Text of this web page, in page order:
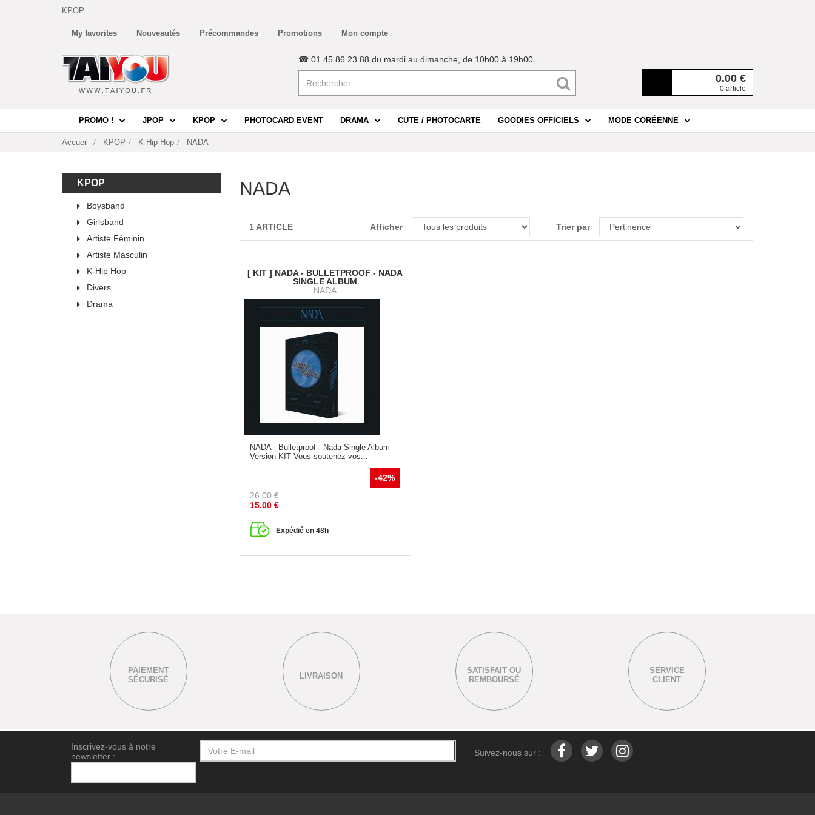
KPOP
My favorites Nouveautés Précommandes Promotions Mon compte
0.00 €
0 article
☎ 01 45 86 23 88 du mardi au dimanche, de 10h00 à 19h00
PROMO ! JPOP KPOP PHOTOCARD EVENT DRAMA CUTE / PHOTOCARTE GOODIES OFFICIELS MODE CORÉENNE
Accueil KPOP K-Hip Hop NADA
KPOP
Boysband
Girlsband
Artiste Féminin
Artiste Masculin
K-Hip Hop
Divers
Drama
NADA
1 ARTICLE Afficher Trier par
[ KIT ] NADA - BULLETPROOF - NADA
SINGLE ALBUM
NADA
NADA - Bulletproof - Nada Single Album
Version KIT Vous soutenez vos...
-42%
26.00 €
15.00 €
Expédié en 48h
PAIEMENT
SÉCURISÉ
LIVRAISON
SATISFAIT OU
REMBOURSÉ
SERVICE
CLIENT
Inscrivez-vous à notre
newsletter :
Suivez-nous sur :